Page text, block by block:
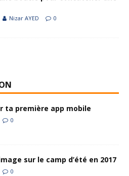
Nizar AYED 0
ta première app mobile
0
sur le camp d’été en 2017
0